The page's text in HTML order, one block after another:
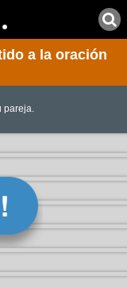
a la oración
pareja.